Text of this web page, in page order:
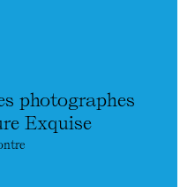
photographes
Exquise